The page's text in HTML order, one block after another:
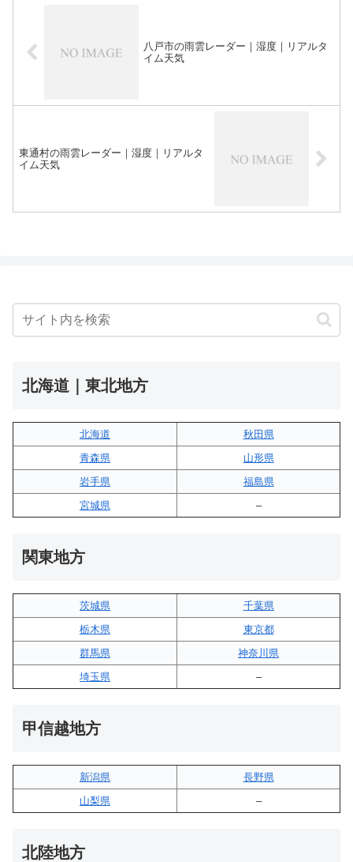
八戸市の雨雲レーダー｜湿度｜リアルタ
イム天気
東通村の雨雲レーダー｜湿度｜リアルタ
イム天気
北海道｜東北地方
北海道
秋田県
青森県
山形県
岩手県
福島県
宮城県
–
関東地方
茨城県
千葉県
栃木県
東京都
群馬県
神奈川県
埼玉県
–
甲信越地方
新潟県
長野県
山梨県
–
北陸地方